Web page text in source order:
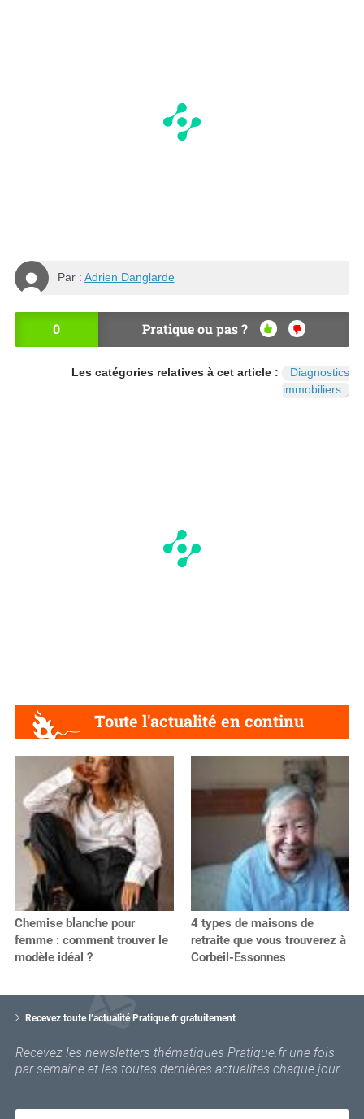
Par : Adrien Danglarde
0 Pratique ou pas ?
OU
NO
N
Les catégories relatives à cet article :
Diagnostics
immobiliers
Toute l'actualité en continu
Chemise blanche pour
femme : comment trouver le
modèle idéal ?
4 types de maisons de
retraite que vous trouverez à
Corbeil-Essonnes
Recevez toute l’actualité Pratique.fr gratuitement
Recevez les newsletters thématiques Pratique.fr une fois
par semaine et les toutes dernières actualités chaque jour.
o
r
e
e